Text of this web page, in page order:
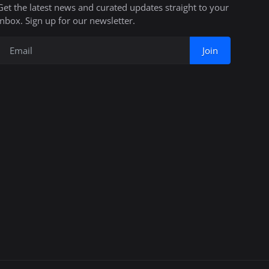
the latest news and curated updates straight to your
Sign up for our newsletter.
Join